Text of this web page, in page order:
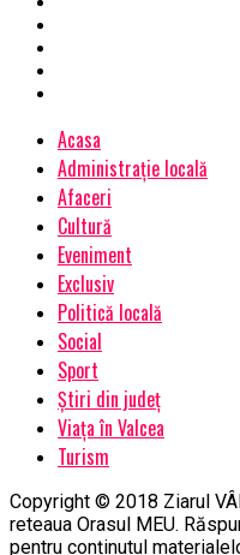
Acasa
Administrație locală
Afaceri
Cultură
Eveniment
Exclusiv
Politică locală
Social
Sport
Știri din județ
Viața în Valcea
Turism
Copyright © 2018 Ziarul
reteaua Orasul MEU.
pentru conținutul